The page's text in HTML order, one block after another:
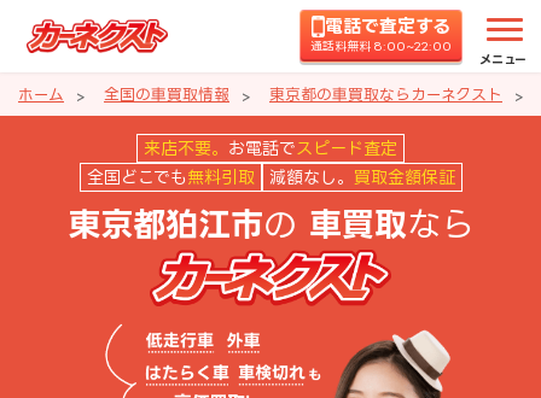
電話で査定する
通話料無料 8:00~22:00
メニュー
ホーム 全国の車買取情報 東京都の車買取ならカーネクスト
東京都狛江市の車買取ならカー
来店不要。 お電話で スピード査定
全国どこでも 無料引取 減額なし。 買取金額保証
東京都狛江市の 車買取なら